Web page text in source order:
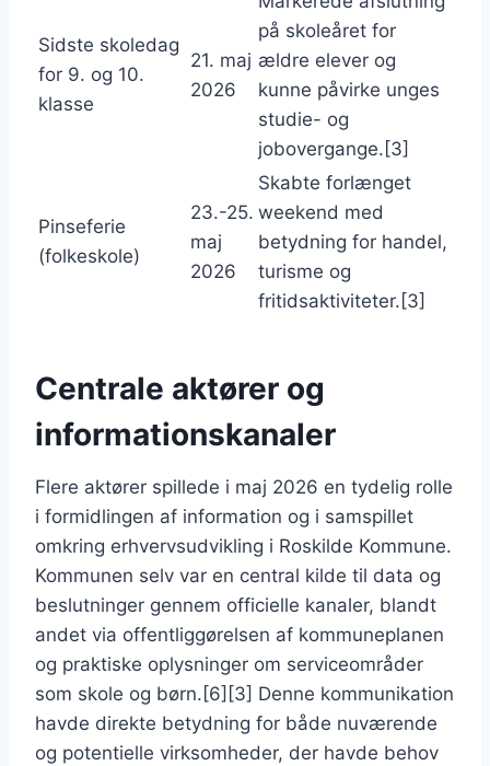
Sidste skoledag
for 9. og 10.
klasse
21. maj
2026
på skoleåret for
ældre elever og
kunne påvirke unges
studie- og
jobovergange.[3]
Pinseferie
(folkeskole)
23.-25.
maj
2026
Skabte forlænget
weekend med
betydning for handel,
turisme og
fritidsaktiviteter.[3]
Centrale aktører og
informationskanaler
Flere aktører spillede i maj 2026 en tydelig rolle
i formidlingen af information og i samspillet
omkring erhvervsudvikling i Roskilde Kommune.
Kommunen selv var en central kilde til data og
beslutninger gennem officielle kanaler, blandt
andet via offentliggørelsen af kommuneplanen
og praktiske oplysninger om serviceområder
som skole og børn.[6][3] Denne kommunikation
havde direkte betydning for både nuværende
og potentielle virksomheder, der havde behov